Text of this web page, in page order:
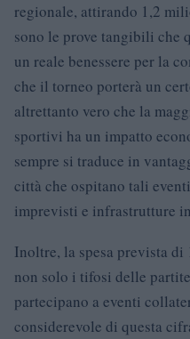
regionale, attirando 1,2
sono le prove tangibili che
un reale benessere per la
che il torneo porterà un
altrettanto vero che la
sportivi ha un impatto
sempre si traduce in
città che ospitano tali
imprevisti e infrastrutture
Inoltre, la spesa prevista
non solo i tifosi delle
partecipano a eventi
considerevole di questa